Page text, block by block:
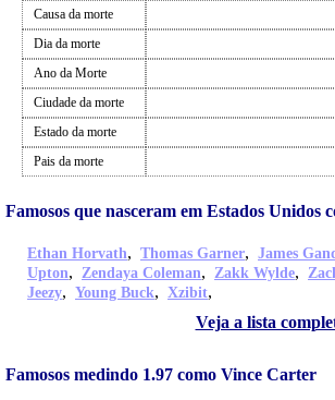
Causa da morte
Dia da morte
Ano da Morte
Ciudade da morte
Estado da morte
Pais da morte
Famosos que nasceram em Estados Unidos
Ethan Horvath, Thomas Garner, James
Upton, Zendaya Coleman, Zakk Wylde,
Jeezy, Young Buck, Xzibit,
Veja a lista
Famosos medindo 1.97 como Vince Carter